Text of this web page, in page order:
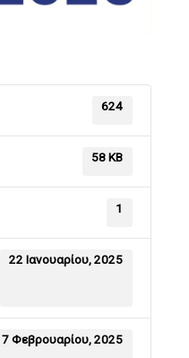
624
58 KB
1
22 Ιανουαρίου, 2025
7 Φεβρουαρίου, 2025